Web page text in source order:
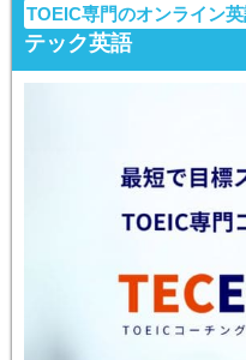
TOEIC専門のオンライン
テック英語